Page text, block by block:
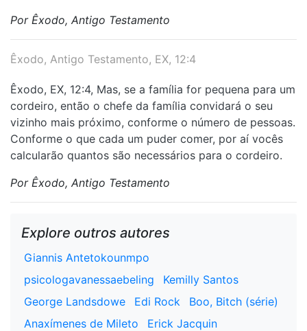
Por Êxodo, Antigo Testamento
Êxodo, Antigo Testamento, EX, 12:4
Êxodo, EX, 12:4, Mas, se a família for pequena para um
cordeiro, então o chefe da família convidará o seu
vizinho mais próximo, conforme o número de pessoas.
Conforme o que cada um puder comer, por aí vocês
calcularão quantos são necessários para o cordeiro.
Por Êxodo, Antigo Testamento
Explore outros autores
Giannis Antetokounmpo
psicologavanessaebeling
Kemilly Santos
George Landsdowe
Edi Rock
Boo, Bitch (série)
Anaxímenes de Mileto
Erick Jacquin